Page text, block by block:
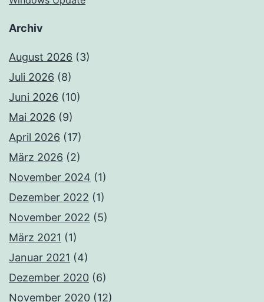
Archiv
August 2026 (3)
Juli 2026 (8)
Juni 2026 (10)
Mai 2026 (9)
April 2026 (17)
März 2026 (2)
November 2024 (1)
Dezember 2022 (1)
November 2022 (5)
März 2021 (1)
Januar 2021 (4)
Dezember 2020 (6)
November 2020 (12)